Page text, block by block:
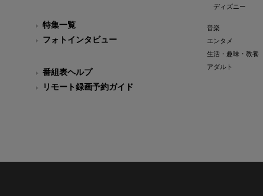
特集一覧
フォトインタビュー
番組表ヘルプ
リモート録画予約ガイド
ディズニー
音楽
エンタメ
生活・趣味・教養
アダルト